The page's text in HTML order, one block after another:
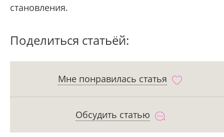
становления.
Поделиться статьёй:
Мне понравилась статья
Обсудить статью